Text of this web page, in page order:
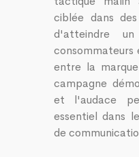
ciblée dans
d'atteindre
entre la
campagne
et l'audace
essentiel dans
de